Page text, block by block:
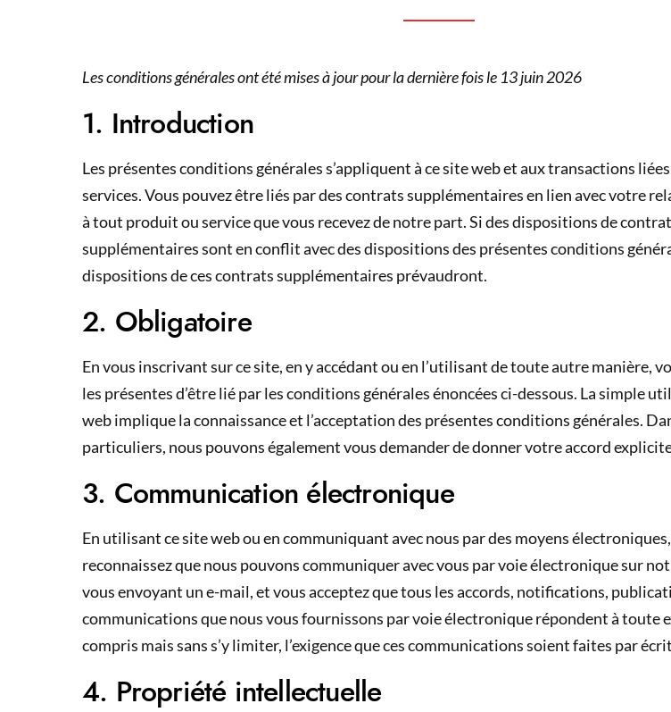
Les conditions générales ont été mises à jour pour la dernière fois le 13 juin 2026
1. Introduction
Les présentes conditions générales s’appliquent à ce site web et aux transactions
services. Vous pouvez être liés par des contrats supplémentaires en lien avec votre
à tout produit ou service que vous recevez de notre part. Si des dispositions de
supplémentaires sont en conflit avec des dispositions des présentes conditions
dispositions de ces contrats supplémentaires prévaudront.
2. Obligatoire
En vous inscrivant sur ce site, en y accédant ou en l’utilisant de toute autre manière,
les présentes d’être lié par les conditions générales énoncées ci-dessous. La simple
web implique la connaissance et l’acceptation des présentes conditions générales.
particuliers, nous pouvons également vous demander de donner votre accord
3. Communication électronique
En utilisant ce site web ou en communiquant avec nous par des moyens
reconnaissez que nous pouvons communiquer avec vous par voie électronique sur
vous envoyant un e-mail, et vous acceptez que tous les accords, notifications,
communications que nous vous fournissons par voie électronique répondent à toute
compris mais sans s’y limiter, l’exigence que ces communications soient faites par
4. Propriété intellectuelle